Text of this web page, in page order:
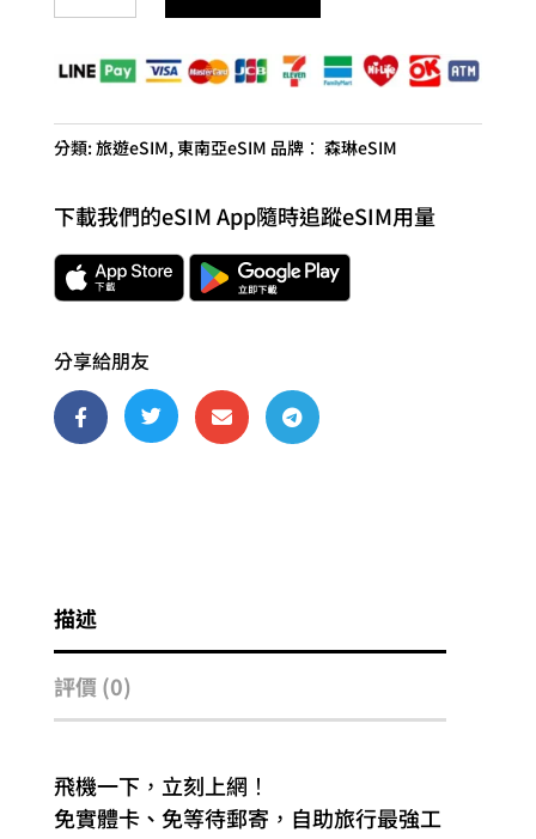
三
eSIM
旅
遊
卡
數
分類:旅遊eSIM, 東南亞eSIM 品牌： 森琳eSIM
下載我們的eSIM App隨時追蹤eSIM用量
分享給朋友
   
描述
評價 (0)
飛機一下，立刻上網！
免實體卡、免等待郵寄，自助旅行最強工